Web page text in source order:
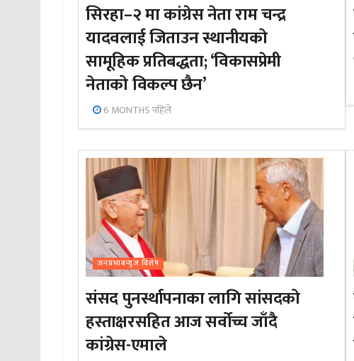
सिरहा–२ मा कांग्रेस नेता राम चन्द्र
यादवलाई जिताउन स्थानीयको
सामूहिक प्रतिबद्धता; ‘विकासप्रेमी
नेताको विकल्प छैन’
6 MONTHS पहिले
जनप्रभाबन्युज विशेष
संसद पुनर्स्थापनाका लागि सांसदको
हस्ताक्षरसहित आज सर्वोच्च जाँदै
कांग्रेस-एमाले